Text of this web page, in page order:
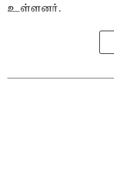
உள்ளனர்.